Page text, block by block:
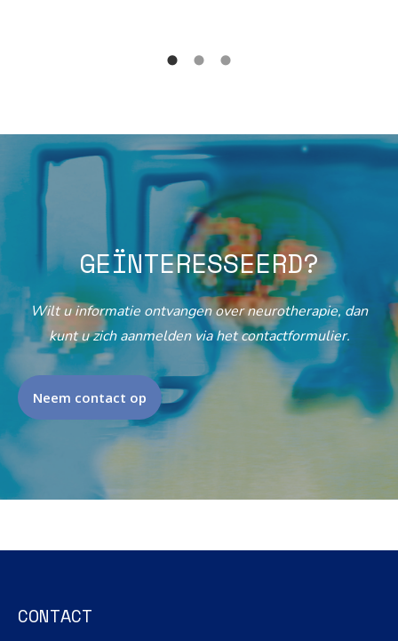
GEÏNTERESSEERD?
Wilt u informatie ontvangen over neurotherapie, dan
kunt u zich aanmelden via het contactformulier.
Neem contact op
CONTACT